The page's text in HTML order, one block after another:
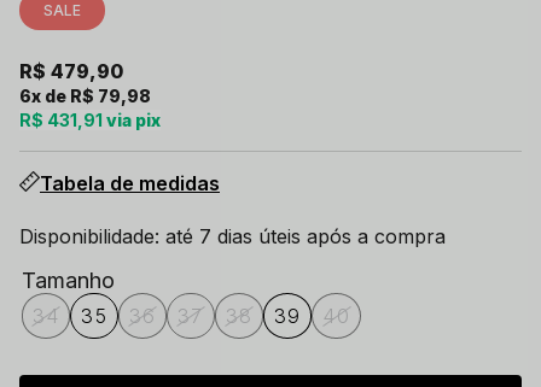
SALE
R$ 431,91 via pix
R$ 479,90
6x R$ 79,98
Tabela de medidas
Disponibilidade: até 7 dias úteis após a compra
34 35 36 37 38 39 40